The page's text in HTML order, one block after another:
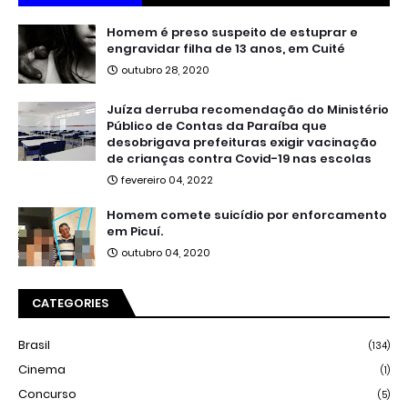
Homem é preso suspeito de estuprar e
engravidar filha de 13 anos, em Cuité
outubro 28, 2020
Juíza derruba recomendação do Ministério
Público de Contas da Paraíba que
desobrigava prefeituras exigir vacinação
de crianças contra Covid-19 nas escolas
fevereiro 04, 2022
Homem comete suicídio por enforcamento
em Picuí.
outubro 04, 2020
CATEGORIES
Brasil (134)
Cinema (1)
Concurso (5)